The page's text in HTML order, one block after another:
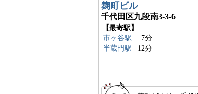
麹町ビル
千代田区九段南3-3-6
【最寄駅】
市ヶ谷駅
7分
半蔵門駅
12分